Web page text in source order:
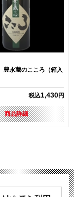
豊永蔵のこころ（箱入
税込1,430円
商品詳細